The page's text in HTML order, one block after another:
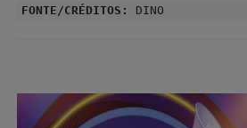
FONTE/CRÉDITOS: DINO